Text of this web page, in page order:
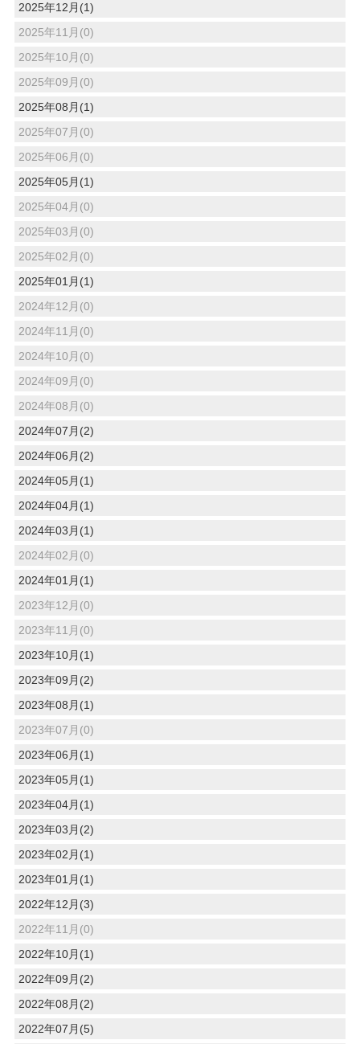
2025年12月(1)
2025年11月(0)
2025年10月(0)
2025年09月(0)
2025年08月(1)
2025年07月(0)
2025年06月(0)
2025年05月(1)
2025年04月(0)
2025年03月(0)
2025年02月(0)
2025年01月(1)
2024年12月(0)
2024年11月(0)
2024年10月(0)
2024年09月(0)
2024年08月(0)
2024年07月(2)
2024年06月(2)
2024年05月(1)
2024年04月(1)
2024年03月(1)
2024年02月(0)
2024年01月(1)
2023年12月(0)
2023年11月(0)
2023年10月(1)
2023年09月(2)
2023年08月(1)
2023年07月(0)
2023年06月(1)
2023年05月(1)
2023年04月(1)
2023年03月(2)
2023年02月(1)
2023年01月(1)
2022年12月(3)
2022年11月(0)
2022年10月(1)
2022年09月(2)
2022年08月(2)
2022年07月(5)